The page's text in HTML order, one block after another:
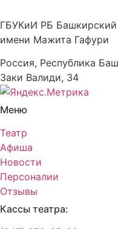
ГБУКиИ РБ
имени Мажита Гафури
Россия, Республика
Заки Валиди, 34
Меню
Театр
Афиша
Новости
Персоналии
Отзывы
Кассы театра: